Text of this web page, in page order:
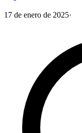
17 de enero de 2025·